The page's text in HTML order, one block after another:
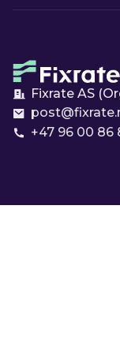
Fixrate AS
+47 96 00 86